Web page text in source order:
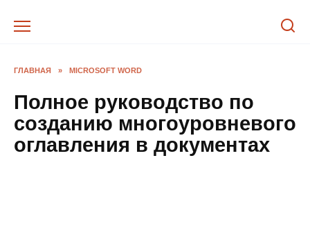
ГЛАВНАЯ » MICROSOFT WORD
Полное руководство по
созданию многоуровневого
оглавления в документах